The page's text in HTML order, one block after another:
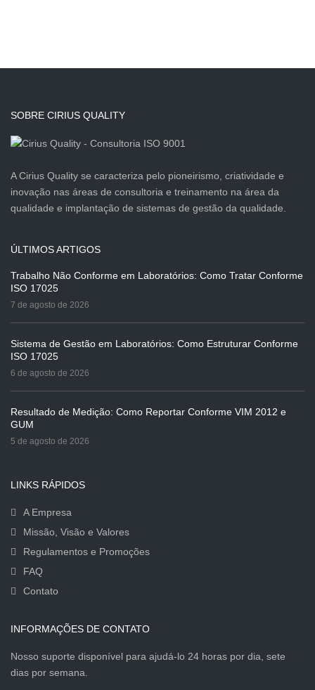
SOBRE CIRIUS QUALITY
A Cirius Quality se caracteriza pelo pioneirismo, criatividade e
inovação nas áreas de consultoria e treinamento na área da
qualidade e implantação de sistemas de gestão da qualidade.
ÚLTIMOS ARTIGOS
Trabalho Não Conforme em Laboratórios: Como Tratar Conforme
ISO 17025
7 de agosto de 2026
Sistema de Gestão em Laboratórios: Como Estruturar Conforme
ISO 17025
6 de agosto de 2026
Resultado de Medição: Como Reportar Conforme VIM 2012 e
GUM
5 de agosto de 2026
LINKS RÁPIDOS
A Empresa
Missão, Visão e Valores
Regulamentos e Promoções
FAQ
Contato
INFORMAÇÕES DE CONTATO
Nosso suporte disponível para ajudá-lo 24 horas por dia, sete
dias por semana.